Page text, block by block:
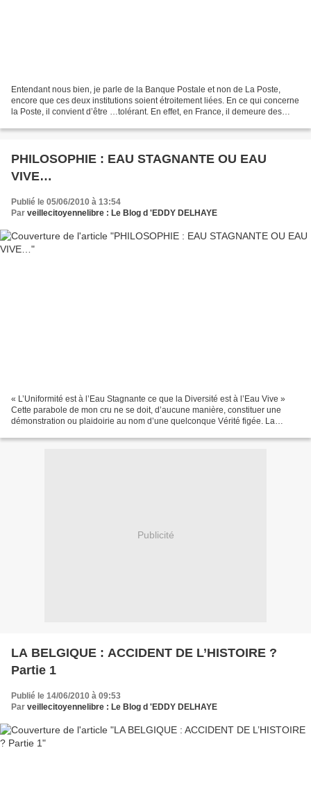
Entendant nous bien, je parle de la Banque Postale et non de La Poste,
encore que ces deux institutions soient étroitement liées. En ce qui concerne
la Poste, il convient d’être …tolérant. En effet, en France, il demeure des
PHILOSOPHIE : EAU STAGNANTE OU EAU
VIVE…
Publié le 05/06/2010 à 13:54
Par veillecitoyennelibre : Le Blog d 'EDDY DELHAYE
« L’Uniformité est à l’Eau Stagnante ce que la Diversité est à l’Eau Vive »
Cette parabole de mon cru ne se doit, d’aucune manière, constituer une
démonstration ou plaidoirie au nom d’une quelconque Vérité figée. La
Publicité
LA BELGIQUE : ACCIDENT DE L’HISTOIRE ?
Partie 1
Publié le 14/06/2010 à 09:53
Par veillecitoyennelibre : Le Blog d 'EDDY DELHAYE